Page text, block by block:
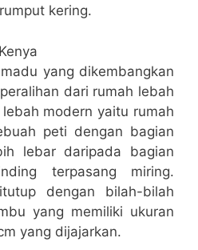
kering.
yang dikembangkan
dari rumah lebah
modern yaitu rumah
peti dengan bagian
lebar daripada bagian
terpasang miring.
dengan bilah-bilah
yang memiliki ukuran
yang dijajarkan.